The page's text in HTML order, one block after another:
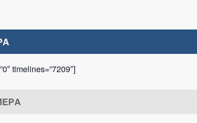
timelines=”7209″]